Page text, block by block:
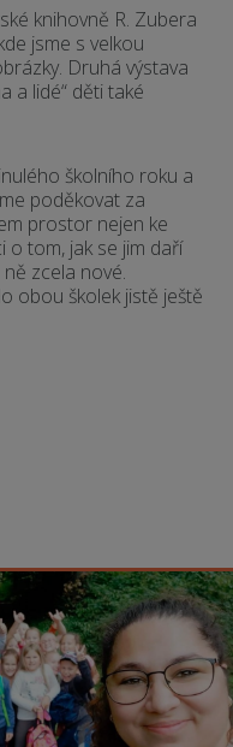
knihovně R. Zubera
jsme s velkou
Druhá výstava
a lidé“ děti také
školního roku a
poděkovat za
prostor nejen ke
o tom, jak se jim daří
zcela nové.
obou školek jistě ještě